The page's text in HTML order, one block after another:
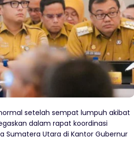
setelah sempat lumpuh akibat
dalam rapat koordinasi
Sumatera Utara di Kantor Gubernur